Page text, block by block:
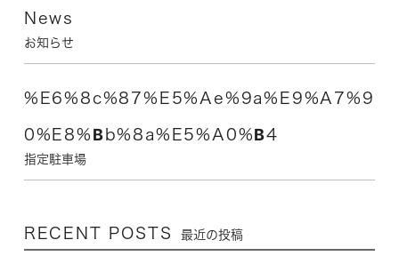
News
お知らせ
%e6%8c%87%e5%ae%9a%e9%a7%9
0%e8%bb%8a%e5%a0%b4
指定駐車場
RECENT POSTS 最近の投稿